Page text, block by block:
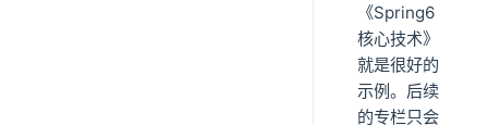
《Spring6
核心技术》
就是很好的
示例。后续
的专栏只会